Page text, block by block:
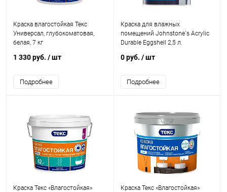
Краска влагостойкая Текс
Универсал, глубокоматовая,
белая, 7 кг
1 330 руб. / шт
Подробнее
Краска для влажных
помещений Johnstone`s Acrylic
Durable Eggshell 2,5 л.
0 руб. / шт
Подробнее
Краска Текс «Влагостойкая»
Краска Текс «Влагостойкая»